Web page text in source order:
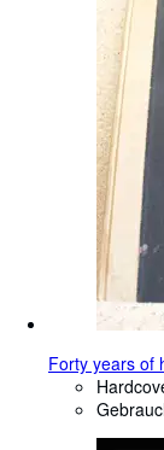
Forty years of